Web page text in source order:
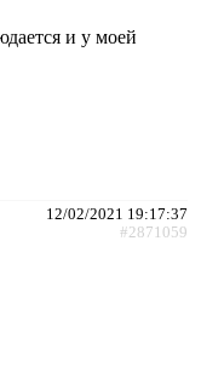
и у моей
12/02/2021 19:17:37
#2871059